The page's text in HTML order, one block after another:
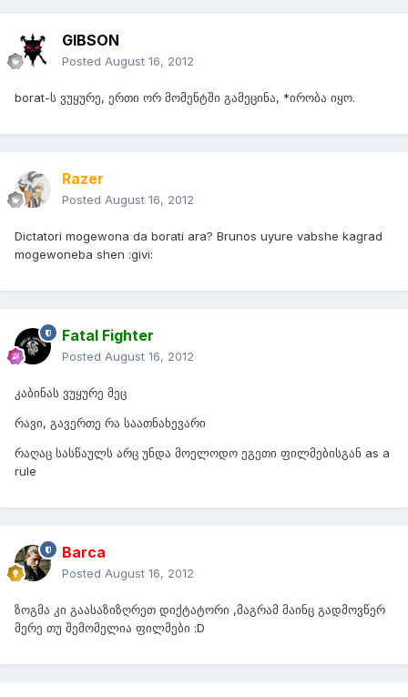
GIBSON
Posted August 16, 2012
borat-ს ვუყურე, ერთი ორ მომენტში გამეცინა, *ირობა იყო.
Razer
Posted August 16, 2012
Dictatori mogewona da borati ara? Brunos uyure vabshe kagrad
mogewoneba shen :givi:
Fatal Fighter
Posted August 16, 2012
კაბინას ვუყურე მეც
რავი, გავერთე რა საათნახევარი
რაღაც სასწაულს არც უნდა მოელოდო ეგეთი ფილმებისგან as a
rule
Barca
Posted August 16, 2012
ზოგმა კი გაასაზიზღრეთ დიქტატორი ,მაგრამ მაინც გადმოვწერ
მერე თუ შემომელია ფილმები :D